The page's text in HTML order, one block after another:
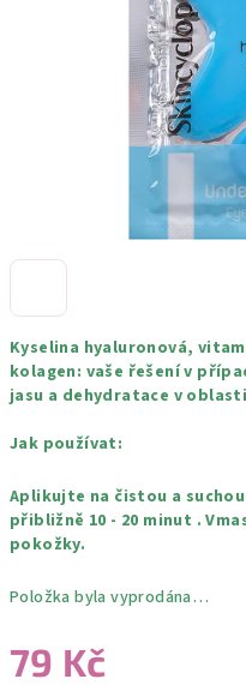
Kyselina hyaluronová,
kolagen: vaše řešení v
jasu a dehydratace v
Jak používat:
Aplikujte na čistou a
přibližně 10 - 20 minut .
pokožky.
Položka byla vyprodána…
79 Kč